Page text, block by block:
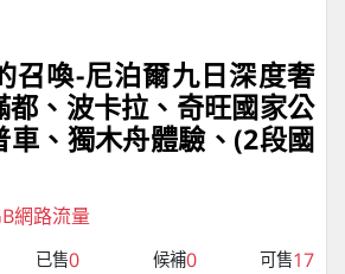
召喚-尼泊爾九日深度奢
都、波卡拉、奇旺國家公
車、獨⽊⾈體驗、(2段國
網路流量
已售0 候補0 可售17